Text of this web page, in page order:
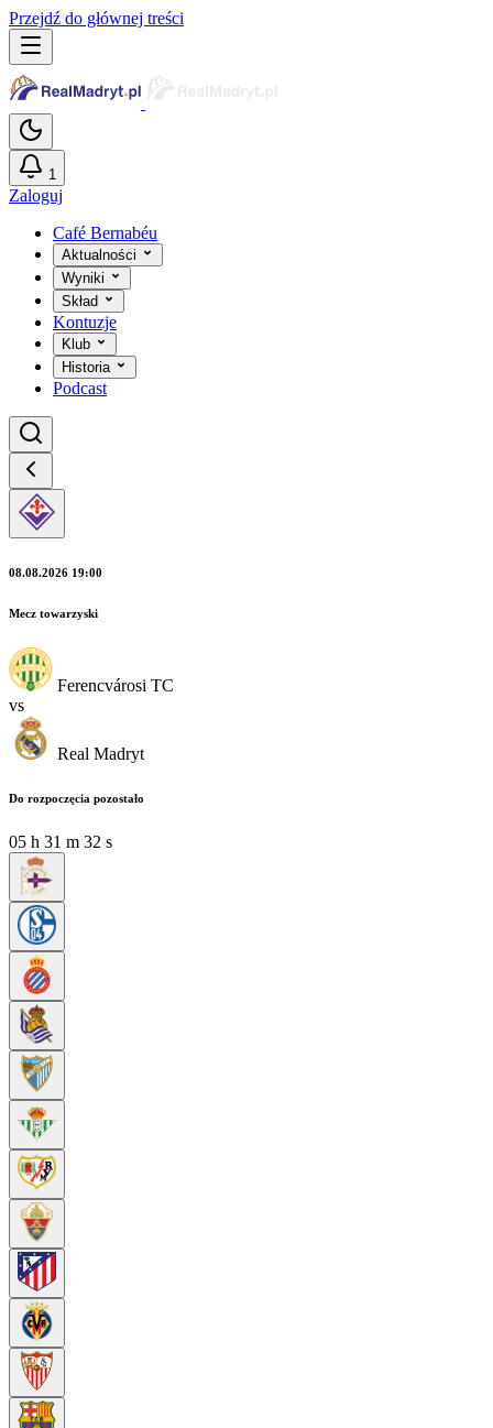
Przejdź do głównej treści
1
Zaloguj
Café Bernabéu
Aktualności
Wyniki
Skład
Kontuzje
Klub
Historia
Podcast
08.08.2026 19:00
Mecz towarzyski
Ferencvárosi TC
vs
Real Madryt
Do rozpoczęcia pozostało
05 h 31 m 30 s